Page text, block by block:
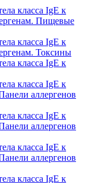
класса IgE к
Пищевые
класса IgE к
Токсины
класса IgE к
класса IgE к
аллергенов
класса IgE к
аллергенов
класса IgE к
аллергенов
класса IgE к